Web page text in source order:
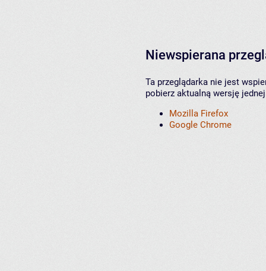
Niewspierana
Ta przeglądarka nie jest
pobierz aktualną wersję
Mozilla Firefox
Google Chrome